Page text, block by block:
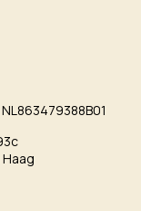
NL863479388B01